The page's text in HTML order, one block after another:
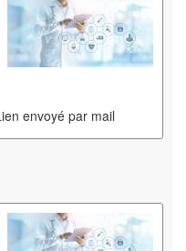
envoyé par mail